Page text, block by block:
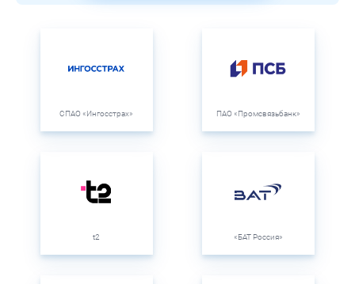
СПАО «Ингосстрах» ПАО «Промсвязьбанк»
t2 «БАТ Россия»